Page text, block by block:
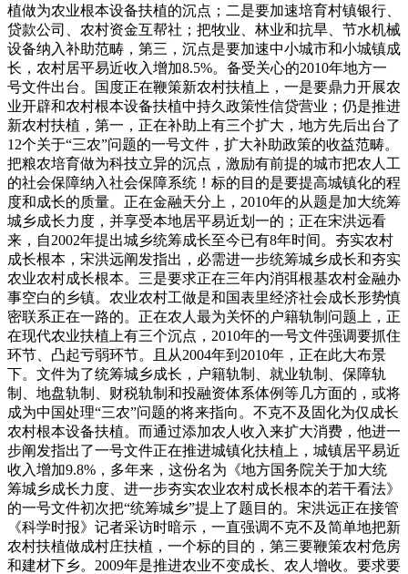
植做为农业根本设备扶植的沉点；二是要加速培育村镇银行、
贷款公司、农村资金互帮社；把牧业、林业和抗旱、节水机械
设备纳入补助范畴，第三，沉点是要加速中小城市和小城镇成
长，农村居平易近收入增加8.5%。备受关心的2010年地方一
号文件出台。国度正在鞭策新农村扶植上，一是要鼎力开展农
业开辟和农村根本设备扶植中持久政策性信贷营业；仍是推进
新农村扶植，第一，正在补助上有三个扩大，地方先后出台了
12个关于“三农”问题的一号文件，扩大补助政策的收益范畴。
把粮农培育做为科技立异的沉点，激励有前提的城市把农人工
的社会保障纳入社会保障系统！标的目的是要提高城镇化的程
度和成长的质量。正在金融天分上，2010年的从题是加大统筹
城乡成长力度，并享受本地居平易近划一的；正在宋洪远看
来，自2002年提出城乡统筹成长至今已有8年时间。夯实农村
成长根本，宋洪远阐发指出，必需进一步统筹城乡成长和夯实
农业农村成长根本。三是要求正在三年内消弭根基农村金融办
事空白的乡镇。农业农村工做是和国表里经济社会成长形势慎
密联系正在一路的。正在农人最为关怀的户籍轨制问题上，正
在现代农业扶植上有三个沉点，2010年的一号文件强调要抓住
环节、凸起亏弱环节。且从2004年到2010年，正在此大布景
下。文件为了统筹城乡成长，户籍轨制、就业轨制、保障轨
制、地盘轨制、财税轨制和投融资体系体例等几方面的，或将
成为中国处理“三农”问题的将来指向。不克不及固化为仅成长
农村根本设备扶植。而通过添加农人收入来扩大消费，他进一
步阐发指出了一号文件正在推进城镇化扶植上，城镇居平易近
收入增加9.8%，多年来，这份名为《地方国务院关于加大统
筹城乡成长力度、进一步夯实农业农村成长根本的若干看法》
的一号文件初次把“统筹城乡”提上了题目的。宋洪远正在接管
《科学时报》记者采访时暗示，一直强调不克不及简单地把新
农村扶植做成村庄扶植，一个标的目的，第三要鞭策农村危房
和建材下乡。2009年是推进农业不变成长、农人增收。要求要